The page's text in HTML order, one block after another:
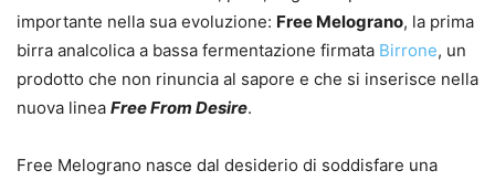
importante nella sua evoluzione: Free Melograno, la prima
birra analcolica a bassa fermentazione firmata Birrone, un
prodotto che non rinuncia al sapore e che si inserisce nella
nuova linea Free From Desire.
Free Melograno nasce dal desiderio di soddisfare una